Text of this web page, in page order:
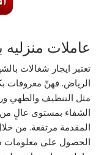
عاملات
تعتبر ايجار شغالات
الرياض. فهنّ معروفات
مثل التنظيف والطهي
الشفاء بمستوى عالٍ من
المقدمة مرتفعة. من
الحصول على معلومات